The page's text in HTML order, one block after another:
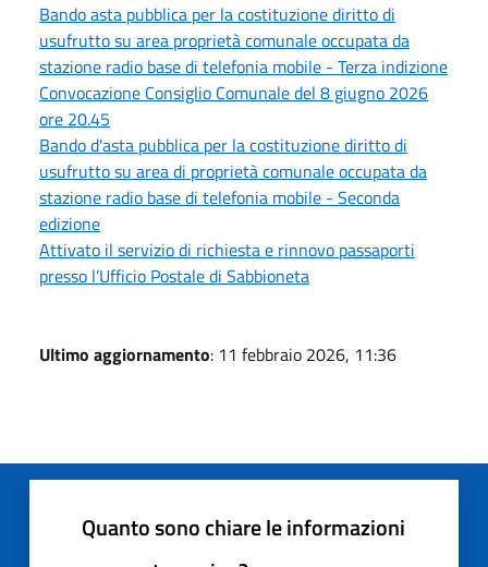
Bando asta pubblica per la costituzione diritto di
usufrutto su area proprietà comunale occupata da
stazione radio base di telefonia mobile - Terza indizione
Convocazione Consiglio Comunale del 8 giugno 2026
ore 20.45
Bando d'asta pubblica per la costituzione diritto di
usufrutto su area di proprietà comunale occupata da
stazione radio base di telefonia mobile - Seconda
edizione
Attivato il servizio di richiesta e rinnovo passaporti
presso l’Ufficio Postale di Sabbioneta
Ultimo aggiornamento: 11 febbraio 2026, 11:36
Quanto sono chiare le informazioni